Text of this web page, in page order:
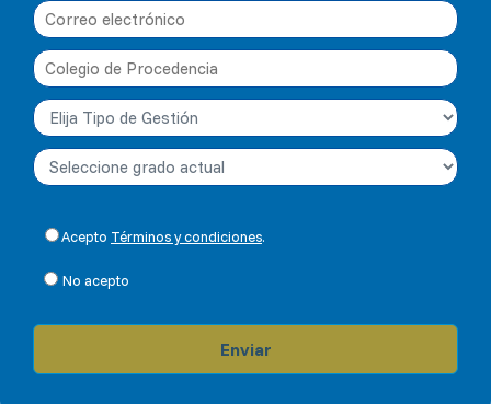
Acepto Términos y condiciones.
No acepto